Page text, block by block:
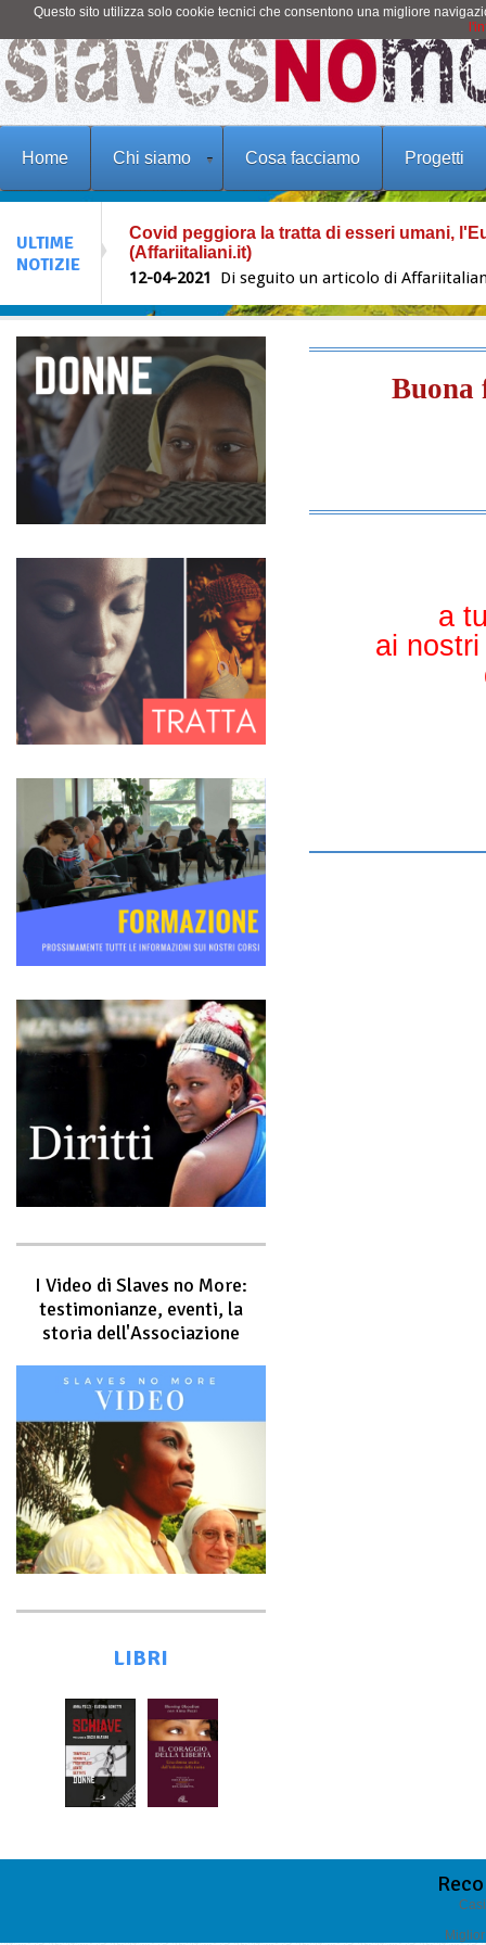
Home Chi siamo Cosa facciamo Progetti
ULTIME
NOTIZIE
Covid peggiora la tratta di esseri umani,
(Affariitaliani.it)
Santa Pasqua 2021
31-03-2021
«Donna, perché piangi? Chi
tempo, Maria stava all'esterno vicino al
Webinar E' Ora! Tratta, Sfruttamento,
10-03-2021 di seguito il link alla Scheda di
Giornata Internazionale della Donna
08-03-2021
Un video che ricorda l'importanza
perpetrata ai danni delle donne! https://
Pietro Bartolo: «Nel campo di Lipa ho
18-02-2021L’ ex medico di Lampedusa, oggi
scorsi ha visitato la tendopoli bosniaca, al
I Video di Slaves no More:
testimonianze, eventi, la
storia dell'Associazione
LIBRI
Buona
a
ai
Questo sito utilizza solo cookie tecnici che consentono una migliore